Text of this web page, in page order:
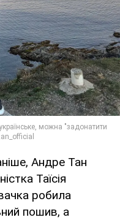
Андре Тан
Таїсія
робила
пошив, а